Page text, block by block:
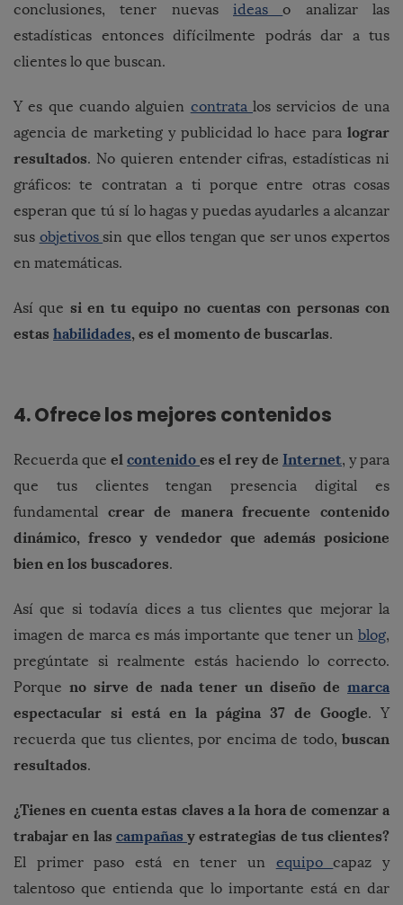
conclusiones, tener nuevas ideaso analizar las
estadísticas entonces difícilmente podrás dar a tus
clientes lo que buscan.
Y es que cuando alguien contratalos servicios de una
agencia de marketing y publicidad lo hace para lograr
resultados. No quieren entender cifras, estadísticas ni
gráficos: te contratan a ti porque entre otras cosas
esperan que tú sí lo hagas y puedas ayudarles a alcanzar
sus objetivos sin que ellos tengan que ser unos expertos
en matemáticas.
Así que si en tu equipo no cuentas con personas con
estas habilidades, es el momento de buscarlas.
4. Ofrece los mejores contenidos
Recuerda que el contenido es el rey de Internet, y para
que tus clientes tengan presencia digital es
fundamental crear de manera frecuente contenido
dinámico, fresco y vendedor que además posicione
bien en los buscadores.
Así que si todavía dices a tus clientes que mejorar la
imagen de marca es más importante que tener un blog,
pregúntate si realmente estás haciendo lo correcto.
Porque no sirve de nada tener un diseño demarca
espectacular si está en la página 37 de Google. Y
recuerda que tus clientes, por encima de todo, buscan
resultados.
¿Tienes en cuenta estas claves a la hora de comenzar a
trabajar en las campañas y estrategias de tus clientes?
El primer paso está en tener un equipocapaz y
talentoso que entienda que lo importante está en dar